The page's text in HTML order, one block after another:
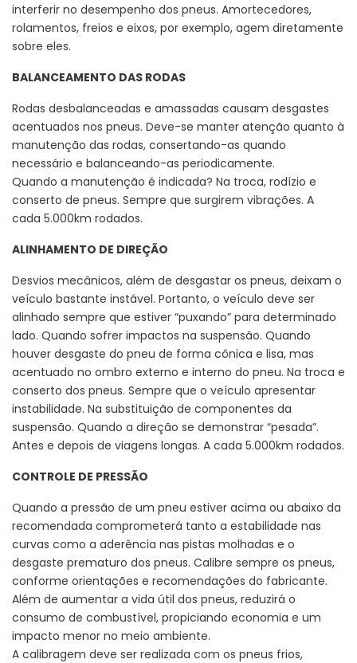
interferir no desempenho dos pneus. Amortecedores,
rolamentos, freios e eixos, por exemplo, agem diretamente
sobre eles.
BALANCEAMENTO DAS RODAS
Rodas desbalanceadas e amassadas causam desgastes
acentuados nos pneus. Deve-se manter atenção quanto à
manutenção das rodas, consertando-as quando
necessário e balanceando-as periodicamente.
Quando a manutenção é indicada? Na troca, rodízio e
conserto de pneus. Sempre que surgirem vibrações. A
cada 5.000km rodados.
ALINHAMENTO DE DIREÇÃO
Desvios mecânicos, além de desgastar os pneus, deixam o
veículo bastante instável. Portanto, o veículo deve ser
alinhado sempre que estiver “puxando” para determinado
lado. Quando sofrer impactos na suspensão. Quando
houver desgaste do pneu de forma cônica e lisa, mas
acentuado no ombro externo e interno do pneu. Na troca e
conserto dos pneus. Sempre que o veículo apresentar
instabilidade. Na substituição de componentes da
suspensão. Quando a direção se demonstrar “pesada”.
Antes e depois de viagens longas. A cada 5.000km rodados.
CONTROLE DE PRESSÃO
Quando a pressão de um pneu estiver acima ou abaixo da
recomendada comprometerá tanto a estabilidade nas
curvas como a aderência nas pistas molhadas e o
desgaste prematuro dos pneus. Calibre sempre os pneus,
conforme orientações e recomendações do fabricante.
Além de aumentar a vida útil dos pneus, reduzirá o
consumo de combustível, propiciando economia e um
impacto menor no meio ambiente.
A calibragem deve ser realizada com os pneus frios,